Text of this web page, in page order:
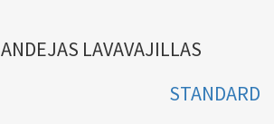
LAVAVAJILLAS
STANDARD